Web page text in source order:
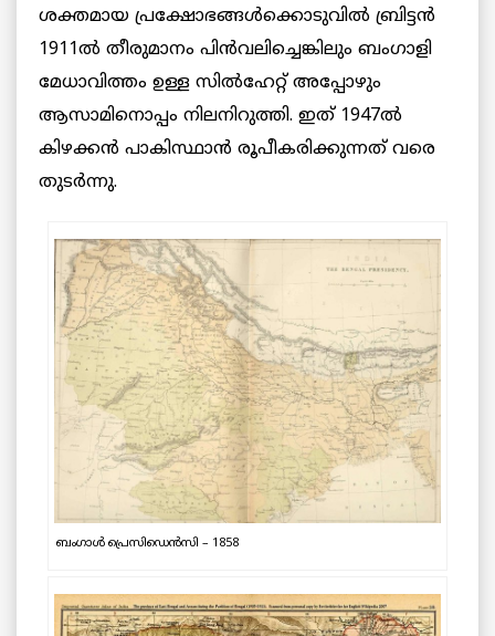
ശക്തമായ പ്രക്ഷോഭങ്ങള്‍ക്കൊടുവില്‍ ബ്രിട്ടന്‍
1911ല്‍ തീരുമാനം പിന്‍വലിച്ചെങ്കിലും ബംഗാളി
മേധാവിത്തം ഉള്ള സില്‍ഹേറ്റ് അപ്പോഴും
ആസാമിനൊപ്പം നിലനിറുത്തി. ഇത് 1947ല്‍
കിഴക്കന്‍ പാകിസ്ഥാന്‍ രൂപീകരിക്കുന്നത് വരെ
തുടര്‍ന്നു.
ബംഗാൾ പ്രെസിഡെൻസി – 1858